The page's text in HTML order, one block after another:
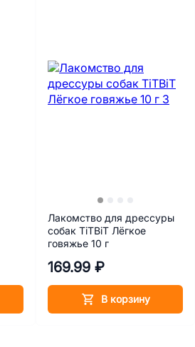
Лакомство для дрессуры
собак TiTBiT Лёгкое
говяжье 10 г
169.99 ₽
В корзину